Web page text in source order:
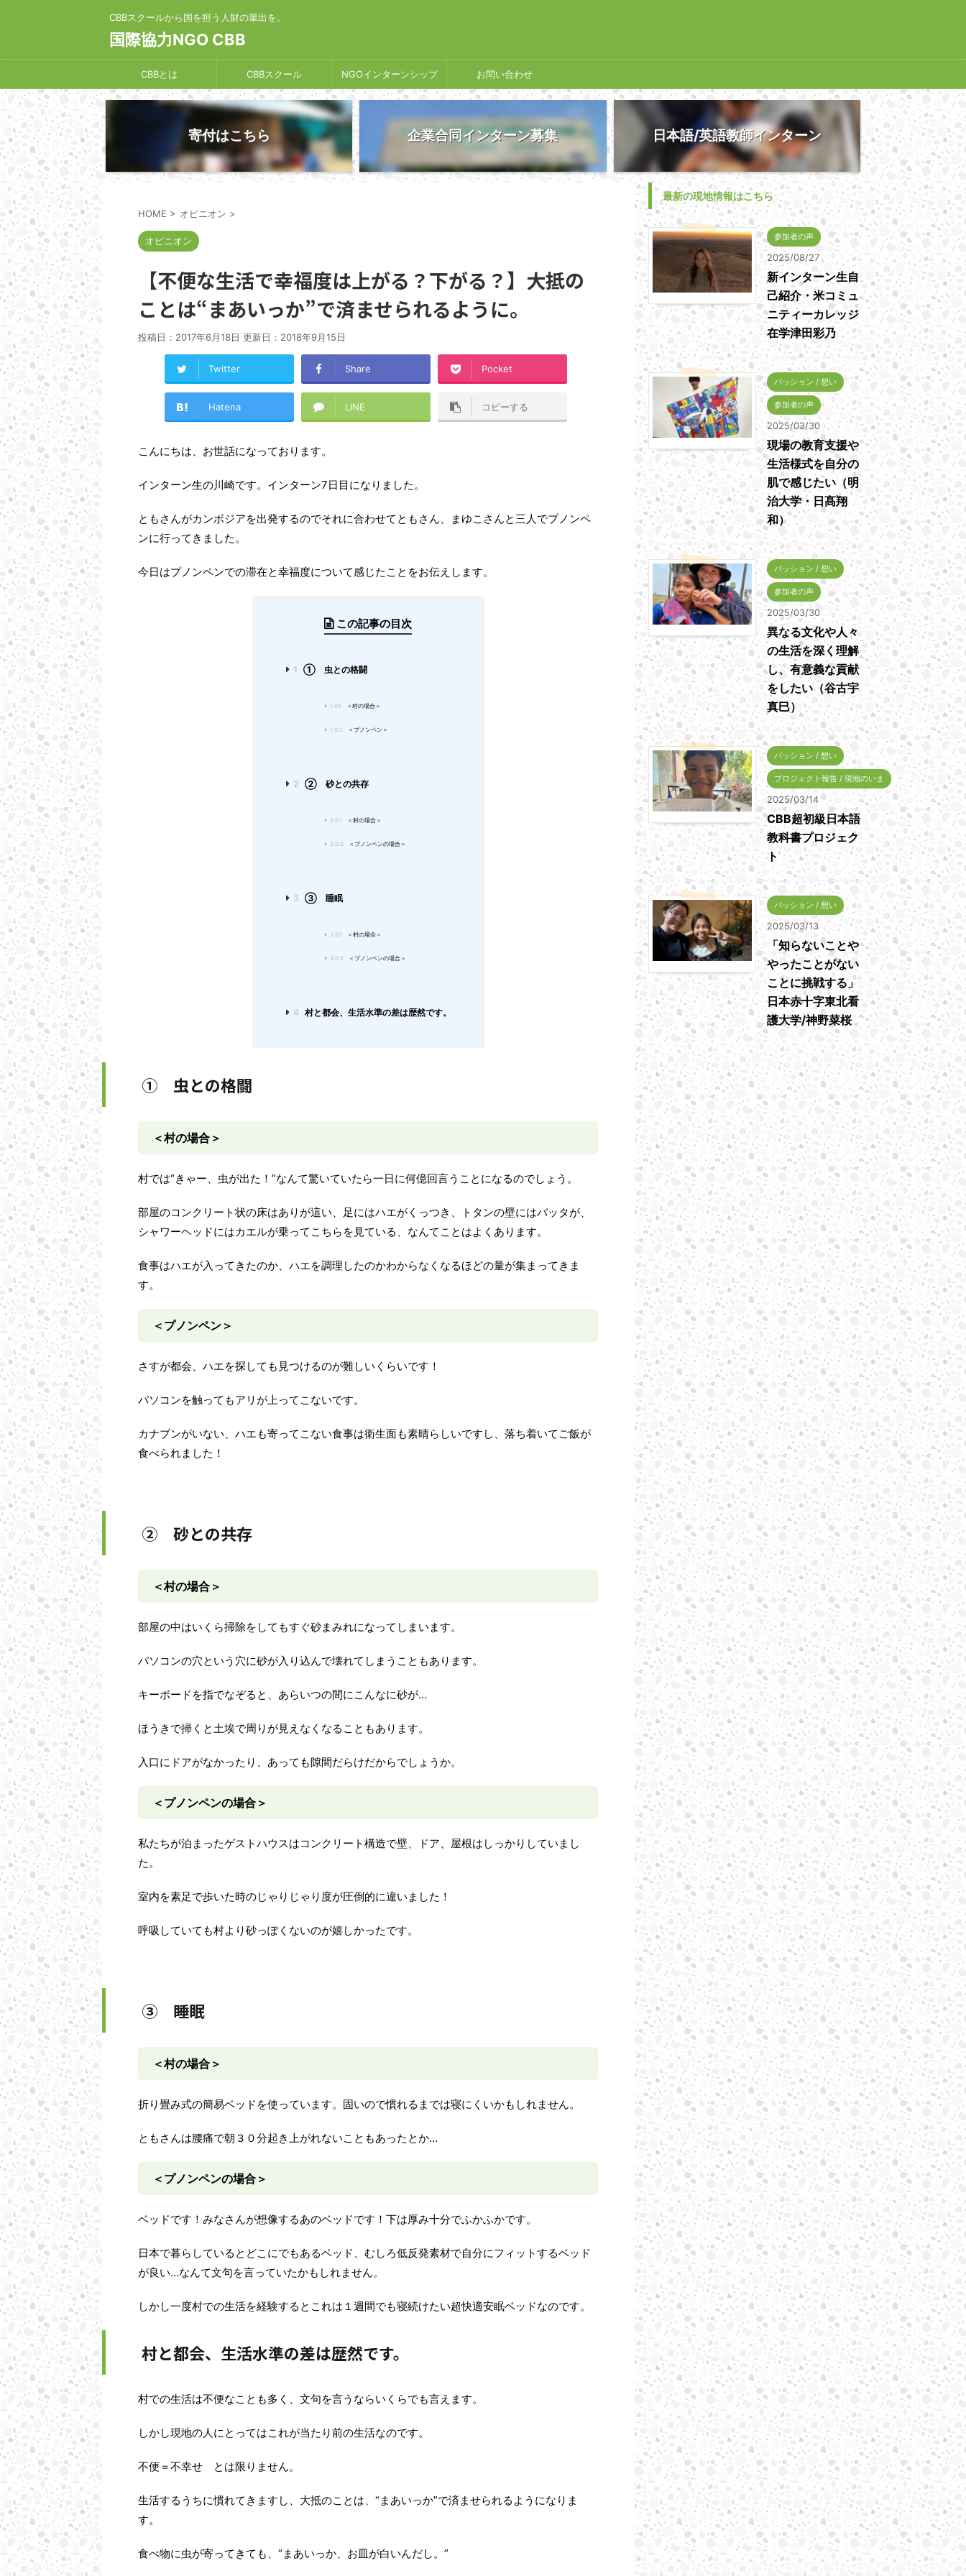
CBBスクールから国を担う人財の輩出を。
国際協力NGO CBB
CBBとは CBBスクール NGOインターンシップ お問い合わせ
寄付はこちら 企業合同インターン募集 日本語/英語教師インターン
HOME > オピニオン >
オピニオン
【不便な生活で幸福度は上がる？下がる？】大抵の
ことは“まあいっか”で済ませられるように。
投稿日：2017年6月18日 更新日： 2018年9月15日
Twitter Share Pocket
Hatena LINE コピーする
こんにちは、お世話になっております。
インターン生の川崎です。インターン7日目になりました。
ともさんがカンボジアを出発するのでそれに合わせてともさん、まゆこさんと三人でプノンペ
ンに行ってきました。
今日はプノンペンでの滞在と幸福度について感じたことをお伝えします。
この記事の目次
1 ➀ 虫との格闘
1.0.1 ＜村の場合＞
1.0.2 ＜プノンペン＞
2 ② 砂との共存
2.0.1 ＜村の場合＞
2.0.2 ＜プノンペンの場合＞
3 ③ 睡眠
3.0.1 ＜村の場合＞
3.0.2 ＜プノンペンの場合＞
4 村と都会、生活水準の差は歴然です。
➀ 虫との格闘
＜村の場合＞
村では“きゃー、虫が出た！”なんて驚いていたら一日に何億回言うことになるのでしょう。
部屋のコンクリート状の床はありが這い、足にはハエがくっつき、トタンの壁にはバッタが、
シャワーヘッドにはカエルが乗ってこちらを見ている、なんてことはよくあります。
食事はハエが入ってきたのか、ハエを調理したのかわからなくなるほどの量が集まってきま
す。
＜プノンペン＞
さすが都会、ハエを探しても見つけるのが難しいくらいです！
パソコンを触ってもアリが上ってこないです。
カナブンがいない、ハエも寄ってこない食事は衛生面も素晴らしいですし、落ち着いてご飯が
食べられました！
② 砂との共存
＜村の場合＞
部屋の中はいくら掃除をしてもすぐ砂まみれになってしまいます。
パソコンの穴という穴に砂が入り込んで壊れてしまうこともあります。
キーボードを指でなぞると、あらいつの間にこんなに砂が…
ほうきで掃くと土埃で周りが見えなくなることもあります。
入口にドアがなかったり、あっても隙間だらけだからでしょうか。
＜プノンペンの場合＞
私たちが泊まったゲストハウスはコンクリート構造で壁、ドア、屋根はしっかりしていまし
た。
室内を素足で歩いた時のじゃりじゃり度が圧倒的に違いました！
呼吸していても村より砂っぽくないのが嬉しかったです。
③ 睡眠
＜村の場合＞
折り畳み式の簡易ベッドを使っています。固いので慣れるまでは寝にくいかもしれません。
ともさんは腰痛で朝３０分起き上がれないこともあったとか…
＜プノンペンの場合＞
ベッドです！みなさんが想像するあのベッドです！下は厚み十分でふかふかです。
日本で暮らしているとどこにでもあるベッド、むしろ低反発素材で自分にフィットするベッド
が良い…なんて文句を言っていたかもしれません。
しかし一度村での生活を経験するとこれは１週間でも寝続けたい超快適安眠ベッドなのです。
村と都会、生活水準の差は歴然です。
村での生活は不便なことも多く、文句を言うならいくらでも言えます。
しかし現地の人にとってはこれが当たり前の生活なのです。
不便＝不幸せ とは限りません。
生活するうちに慣れてきますし、大抵のことは、“まあいっか”で済ませられるようになりま
す。
食べ物に虫が寄ってきても、“まあいっか、お皿が白いんだし。”
最新の現地情報はこちら
参加者の声
2025/08/27
新インターン生自
己紹介・米コミュ
ニティーカレッジ
在学津田彩乃
パッション / 想い
参加者の声
2025/03/30
現場の教育支援や
生活様式を自分の
肌で感じたい（明
治大学・日髙翔
和）
パッション / 想い
参加者の声
2025/03/30
異なる文化や人々
の生活を深く理解
し、有意義な貢献
をしたい（谷古宇
真巳）
パッション / 想い
プロジェクト報告 / 現地のいま
2025/03/14
CBB超初級日本語
教科書プロジェク
ト
パッション / 想い
2025/03/13
「知らないことや
やったことがない
ことに挑戦する」
日本赤十字東北看
護大学/神野菜桜